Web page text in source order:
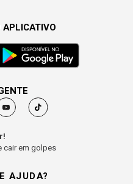
AJUDA?
APLICATIVO
cair em golpes